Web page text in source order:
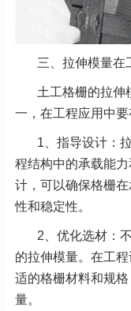
三、拉伸模量在
土工格栅的拉伸
一，在工程应用中要
1、 指导设计：
程结构中的承载能
计，可以确保格栅
性和稳定性。
2、优化选材：
的拉伸模量。在工
适的格栅材料和规
量。